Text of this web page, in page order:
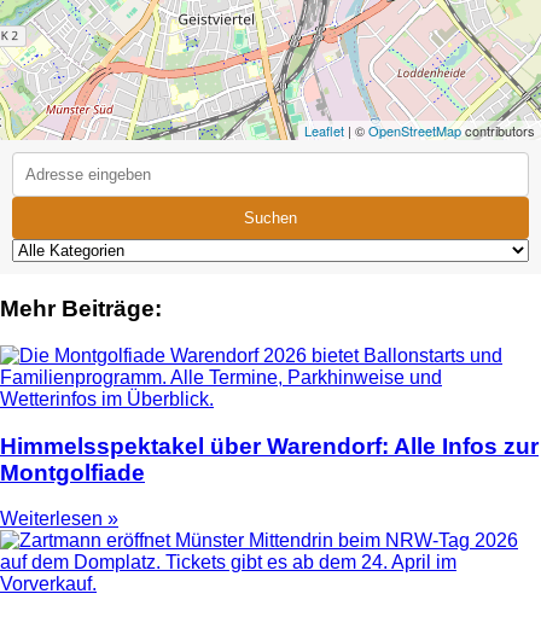
Leaflet | ©OpenStreetMapcontributors
Suchen
Mehr Beiträge:
Himmelsspektakel über Warendorf: Alle Infos zur
Montgolfiade
Weiterlesen »